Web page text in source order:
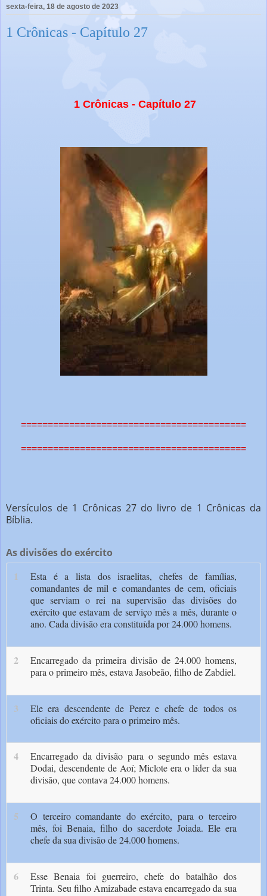
sexta-feira, 18 de agosto de 2023
1 Crônicas - Capítulo 27
1 Crônicas - Capítulo 27
==========================================
==========================================
Versículos de 1 Crônicas 27 do livro de 1 Crônicas da
Bíblia.
As divisões do exército
1
Esta é a lista dos israelitas, chefes de famílias,
comandantes de mil e comandantes de cem, oficiais
que serviam o rei na supervisão das divisões do
exército que estavam de serviço mês a mês, durante o
ano. Cada divisão era constituída por 24.000 homens.
2
Encarregado da primeira divisão de 24.000 homens,
para o primeiro mês, estava Jasobeão, filho de Zabdiel.
3
Ele era descendente de Perez e chefe de todos os
oficiais do exército para o primeiro mês.
4
Encarregado da divisão para o segundo mês estava
Dodai, descendente de Aoí; Miclote era o líder da sua
divisão, que contava 24.000 homens.
5
O terceiro comandante do exército, para o terceiro
mês, foi Benaia, filho do sacerdote Joiada. Ele era
chefe da sua divisão de 24.000 homens.
6
Esse Benaia foi guerreiro, chefe do batalhão dos
Trinta. Seu filho Amizabade estava encarregado da sua